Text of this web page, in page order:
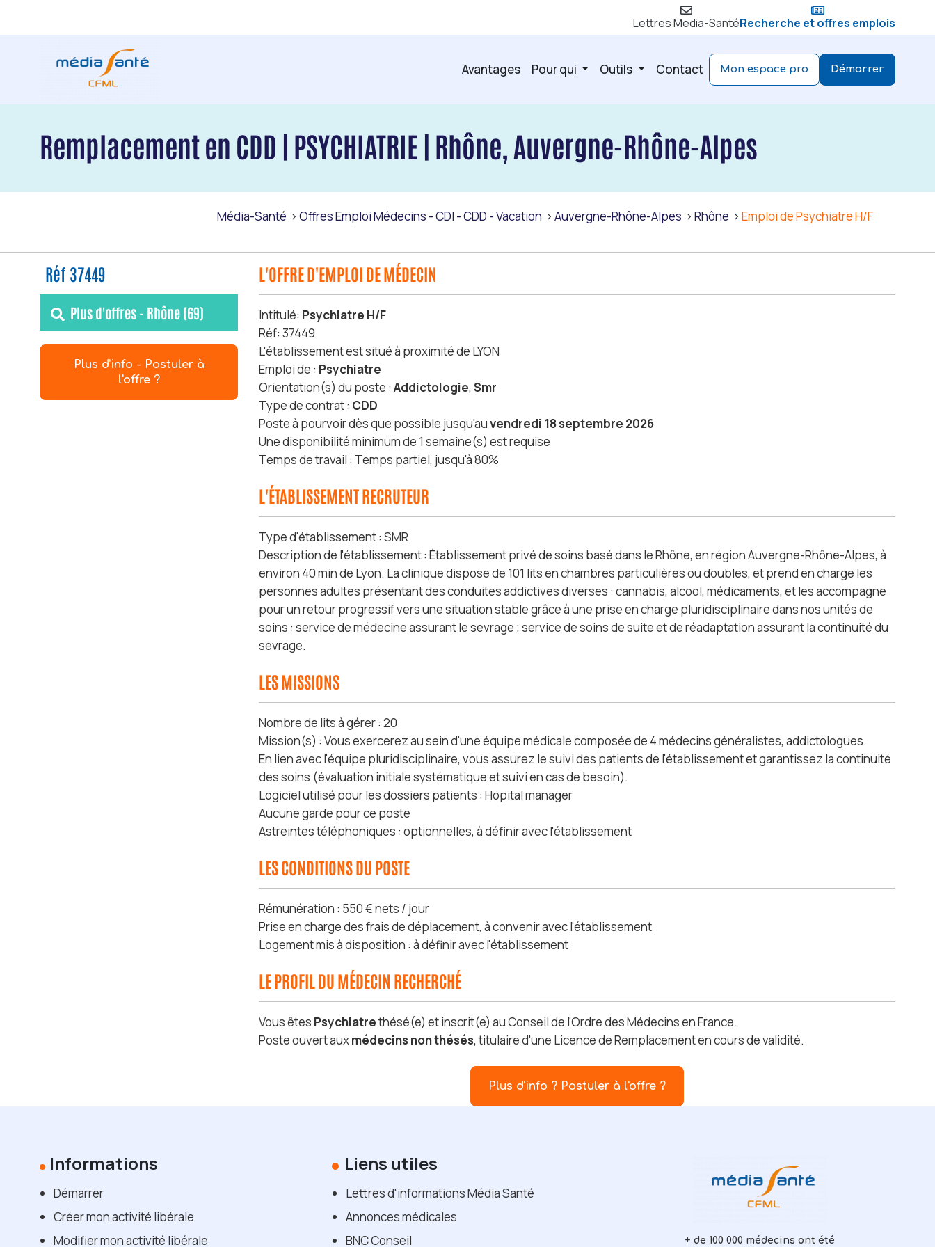
Lettres Media-SantéRecherche et offres emplois
Avantages Pour qui Outils Contact Démarrer
Mon espace pro
Remplacement en CDD | PSYCHIATRIE | Rhône, Auvergne-Rhône-Alpes
Média-Santé Offres Emploi Médecins - CDI - CDD - Vacation Auvergne-Rhône-Alpes Rhône Emploi de Psychiatre H/F
Réf 37449
Plus d'offres - Rhône (69)
Plus d'info - Postuler à
l'offre ?
L'OFFRE D'EMPLOI DE MÉDECIN
Intitulé: Psychiatre H/F
Réf: 37449
L'établissement est situé à proximité de LYON
Emploi de : Psychiatre
Orientation(s) du poste : Addictologie, Smr
Type de contrat : CDD
Poste à pourvoir dès que possible jusqu'auvendredi 18 septembre 2026
Une disponibilité minimum de 1 semaine(s) est requise
Temps de travail : Temps partiel, jusqu'à 80%
L'ÉTABLISSEMENT RECRUTEUR
Type d'établissement : SMR
Description de l'établissement : Établissement privé de soins basé dans le Rhône, en région Auvergne-Rhône-Alpes, à
environ 40 min de Lyon. La clinique dispose de 101 lits en chambres particulières ou doubles, et prend en charge les
personnes adultes présentant des conduites addictives diverses : cannabis, alcool, médicaments, et les accompagne
pour un retour progressif vers une situation stable grâce à une prise en charge pluridisciplinaire dans nos unités de
soins : service de médecine assurant le sevrage ; service de soins de suite et de réadaptation assurant la continuité du
sevrage.
LES MISSIONS
Nombre de lits à gérer : 20
Mission(s) : Vous exercerez au sein d'une équipe médicale composée de 4 médecins généralistes, addictologues.
En lien avec l'équipe pluridisciplinaire, vous assurez le suivi des patients de l'établissement et garantissez la continuité
des soins (évaluation initiale systématique et suivi en cas de besoin).
Logiciel utilisé pour les dossiers patients : Hopital manager
Aucune garde pour ce poste
Astreintes téléphoniques : optionnelles, à définir avec l'établissement
LES CONDITIONS DU POSTE
Rémunération : 550 € nets / jour
Prise en charge des frais de déplacement, à convenir avec l'établissement
Logement mis à disposition : à définir avec l'établissement
LE PROFIL DU MÉDECIN RECHERCHÉ
Vous êtes Psychiatrethésé(e) et inscrit(e) au Conseil de l'Ordre des Médecins en France.
Poste ouvert auxmédecins non thésés, titulaire d'une Licence de Remplacement en cours de validité.
Plus d'info ? Postuler à l'offre ?
Informations
Démarrer
Créer mon activité libérale
Modifier mon activité libérale
Liens utiles
Lettres d'informations Média Santé
Annonces médicales
BNC Conseil
+ de 100 000 médecins ont été